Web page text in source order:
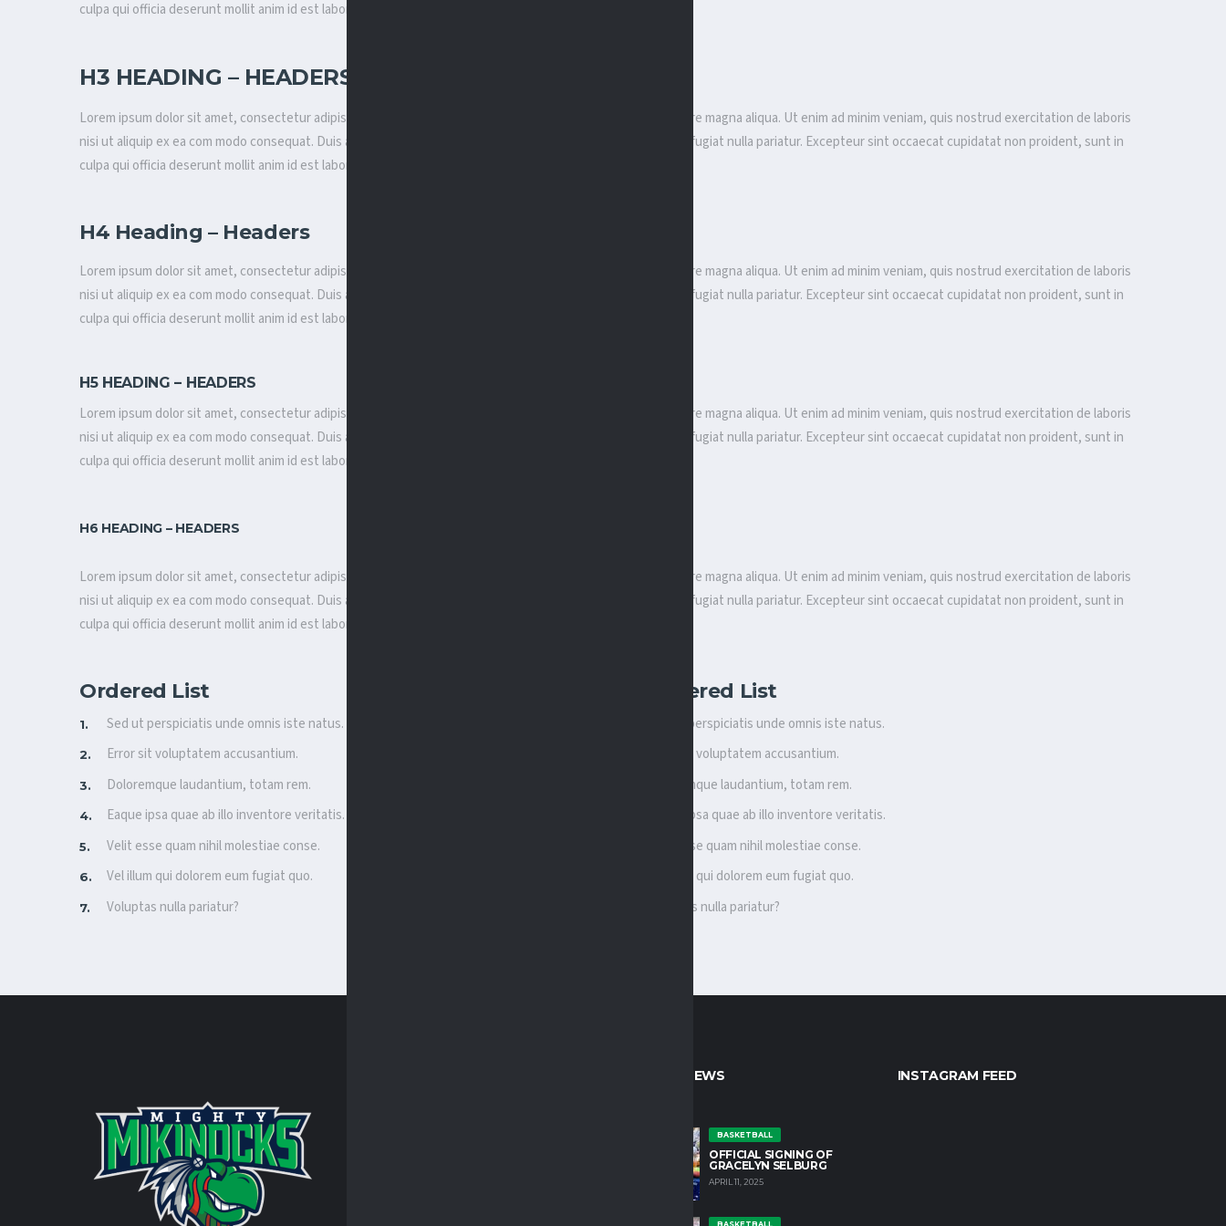
culpa qui officia deserunt mollit anim id est laborum.
H3 HEADING – HEADERS
Lorem ipsum dolor sit amet, consectetur adipisicing elit, sed do eiusmod tempor incididunt ut labore et dolore magna aliqua. Ut enim ad minim veniam, quis nostrud exercitation de laboris
nisi ut aliquip ex ea com modo consequat. Duis aute irure dolor in erit in voluptate velit esse cillum dolore eu fugiat nulla pariatur. Excepteur sint occaecat cupidatat non proident, sunt in
culpa qui officia deserunt mollit anim id est laborum.
H4 Heading – Headers
Lorem ipsum dolor sit amet, consectetur adipisicing elit, sed do eiusmod tempor incididunt ut labore et dolore magna aliqua. Ut enim ad minim veniam, quis nostrud exercitation de laboris
nisi ut aliquip ex ea com modo consequat. Duis aute irure dolor in erit in voluptate velit esse cillum dolore eu fugiat nulla pariatur. Excepteur sint occaecat cupidatat non proident, sunt in
culpa qui officia deserunt mollit anim id est laborum.
H5 HEADING – HEADERS
Lorem ipsum dolor sit amet, consectetur adipisicing elit, sed do eiusmod tempor incididunt ut labore et dolore magna aliqua. Ut enim ad minim veniam, quis nostrud exercitation de laboris
nisi ut aliquip ex ea com modo consequat. Duis aute irure dolor in erit in voluptate velit esse cillum dolore eu fugiat nulla pariatur. Excepteur sint occaecat cupidatat non proident, sunt in
culpa qui officia deserunt mollit anim id est laborum.
H6 HEADING – HEADERS
Lorem ipsum dolor sit amet, consectetur adipisicing elit, sed do eiusmod tempor incididunt ut labore et dolore magna aliqua. Ut enim ad minim veniam, quis nostrud exercitation de laboris
nisi ut aliquip ex ea com modo consequat. Duis aute irure dolor in erit in voluptate velit esse cillum dolore eu fugiat nulla pariatur. Excepteur sint occaecat cupidatat non proident, sunt in
culpa qui officia deserunt mollit anim id est laborum.
Ordered List
Sed ut perspiciatis unde omnis iste natus.
Error sit voluptatem accusantium.
Doloremque laudantium, totam rem.
Eaque ipsa quae ab illo inventore veritatis.
Velit esse quam nihil molestiae conse.
Vel illum qui dolorem eum fugiat quo.
Voluptas nulla pariatur?
Unordered List
Sed ut perspiciatis unde omnis iste natus.
Error sit voluptatem accusantium.
Doloremque laudantium, totam rem.
Eaque ipsa quae ab illo inventore veritatis.
Velit esse quam nihil molestiae conse.
Vel illum qui dolorem eum fugiat quo.
Voluptas nulla pariatur?
LATEST NEWS
BASKETBALL
OFFICIAL SIGNING OF
GRACELYN SELBURG
APRIL 11, 2025
BASKETBALL
INSTAGRAM FEED